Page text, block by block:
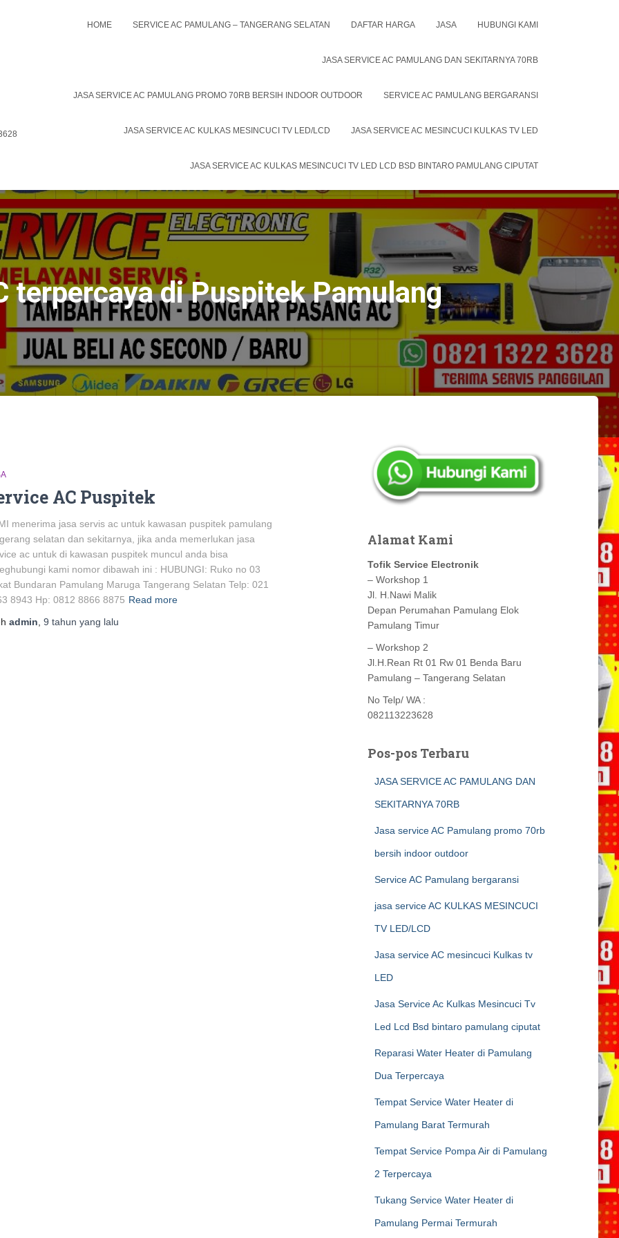
HOME SERVICE AC PAMULANG – TANGERANG SELATAN DAFTAR HARGA JASA HUBUNGI KAMI
JASA SERVICE AC PAMULANG DAN SEKITARNYA 70RB
JASA SERVICE AC PAMULANG PROMO 70RB BERSIH INDOOR OUTDOOR SERVICE AC PAMULANG BERGARANSI
JASA SERVICE AC KULKAS MESINCUCI TV LED/LCD JASA SERVICE AC MESINCUCI KULKAS TV LED
JASA SERVICE AC KULKAS MESINCUCI TV LED LCD BSD BINTARO PAMULANG CIPUTAT
terpercaya di Puspitek Pamulang
AC Puspitek
menerima jasa servis ac untuk kawasan puspitek pamulang
selatan dan sekitarnya, jika anda memerlukan jasa
ac untuk di kawasan puspitek muncul anda bisa
kami nomor dibawah ini : HUBUNGI: Ruko no 03
Bundaran Pamulang Maruga Tangerang Selatan Telp: 021
8943 Hp: 0812 8866 8875 Read more
admin 9 tahun yang lalu
Alamat Kami
Tofik Service Electronik
– Workshop 1
Jl. H.Nawi Malik
Depan Perumahan Pamulang Elok
Pamulang Timur
– Workshop 2
Jl.H.Rean Rt 01 Rw 01 Benda Baru
Pamulang – Tangerang Selatan
No Telp/ WA :
082113223628
Pos-pos Terbaru
JASA SERVICE AC PAMULANG DAN
SEKITARNYA 70RB
Jasa service AC Pamulang promo 70rb
bersih indoor outdoor
Service AC Pamulang bergaransi
jasa service AC KULKAS MESINCUCI
TV LED/LCD
Jasa service AC mesincuci Kulkas tv
LED
Jasa Service Ac Kulkas Mesincuci Tv
Led Lcd Bsd bintaro pamulang ciputat
Reparasi Water Heater di Pamulang
Dua Terpercaya
Tempat Service Water Heater di
Pamulang Barat Termurah
Tempat Service Pompa Air di Pamulang
2 Terpercaya
Tukang Service Water Heater di
Pamulang Permai Termurah